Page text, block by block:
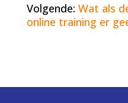
Volgende: Wat als
online training er